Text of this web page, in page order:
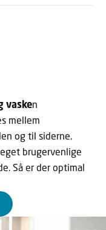
vasken
mellem
og til siderne.
brugervenlige
Så er der optimal